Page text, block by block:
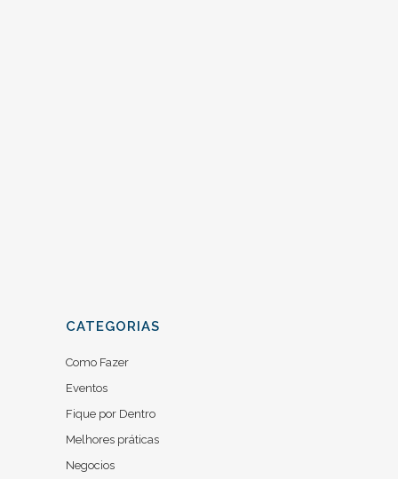
CATEGORIAS
Como Fazer
Eventos
Fique por Dentro
Melhores práticas
Negocios